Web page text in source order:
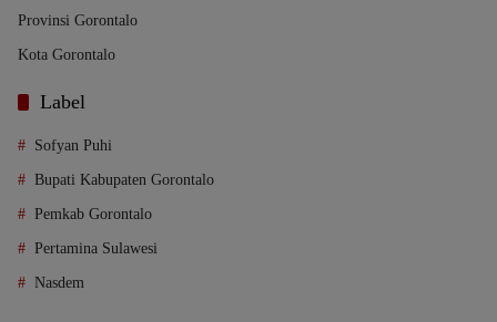
Provinsi Gorontalo
Kota Gorontalo
Label
Sofyan Puhi
Bupati Kabupaten Gorontalo
Pemkab Gorontalo
Pertamina Sulawesi
Nasdem